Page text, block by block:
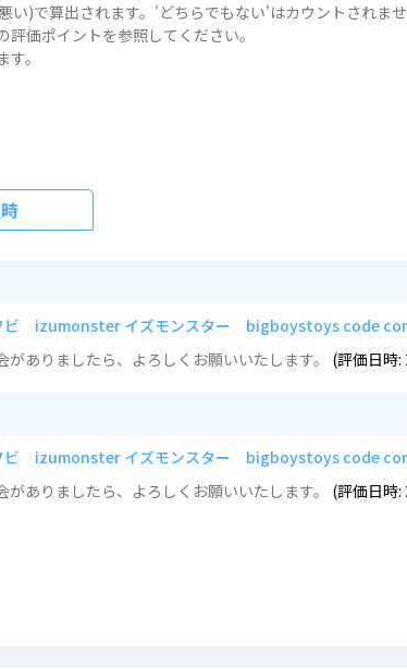
)で算出されます。'どちらでもない'はカウントされませ
価ポイントを参照してください。
。
ビ izumonster イズモンスター bigboystoys code
ありましたら、よろしくお願いいたします。 (評価日時
ビ izumonster イズモンスター bigboystoys code
ありましたら、よろしくお願いいたします。 (評価日時